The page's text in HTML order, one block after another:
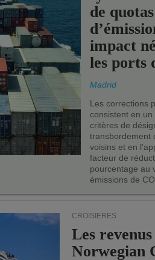
de quotas
impact
les ports
Madrid
Les corrections
consistent en
critères de
transbordement
voisins et en
facteur de
pourcentage au
émissions de
CROISIÈRES
Les
Norwegian